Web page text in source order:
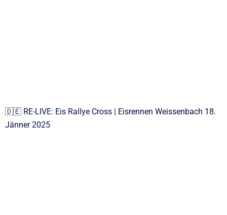
🇩🇪 RE-LIVE: Eis Rallye Cross | Eisrennen Weissenbach 18.
Jänner 2025